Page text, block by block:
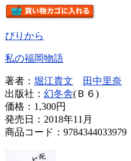
ぴりから
私の福岡物語
著者： 堀江貴文 田中里奈
出版社： 幻冬舎(Ｂ６)
価格： 1,300円
発売日：2018年11月
商品コード：9784344033979